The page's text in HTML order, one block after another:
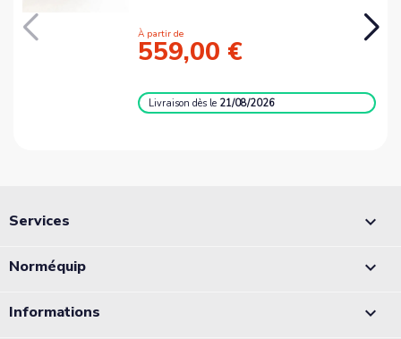
À partir de
559,00 €
Livraisondès le 21/08/2026
Services 
Norméquip 
Informations 